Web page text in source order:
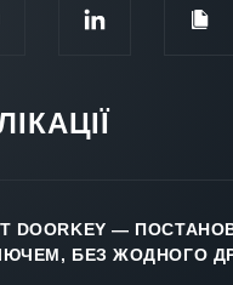
DOORKEY —
БЕЗ ЖОДНОГО